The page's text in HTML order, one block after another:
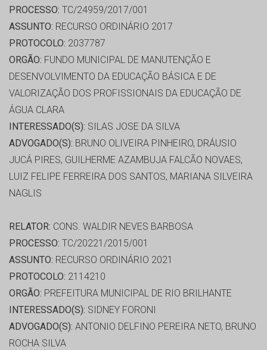
PROCESSO: TC/24959/2017/001
ASSUNTO: RECURSO ORDINÁRIO 2017
PROTOCOLO: 2037787
ORGÃO: FUNDO MUNICIPAL DE MANUTENÇÃO E
DESENVOLVIMENTO DA EDUCAÇÃO BÁSICA E DE
VALORIZAÇÃO DOS PROFISSIONAIS DA EDUCAÇÃO DE
ÁGUA CLARA
INTERESSADO(S): SILAS JOSE DA SILVA
ADVOGADO(S): BRUNO OLIVEIRA PINHEIRO, DRÁUSIO
JUCÁ PIRES, GUILHERME AZAMBUJA FALCÃO NOVAES,
LUIZ FELIPE FERREIRA DOS SANTOS, MARIANA SILVEIRA
NAGLIS
RELATOR: CONS. WALDIR NEVES BARBOSA
PROCESSO: TC/20221/2015/001
ASSUNTO: RECURSO ORDINÁRIO 2021
PROTOCOLO: 2114210
ORGÃO: PREFEITURA MUNICIPAL DE RIO BRILHANTE
INTERESSADO(S): SIDNEY FORONI
ADVOGADO(S): ANTONIO DELFINO PEREIRA NETO, BRUNO
ROCHA SILVA